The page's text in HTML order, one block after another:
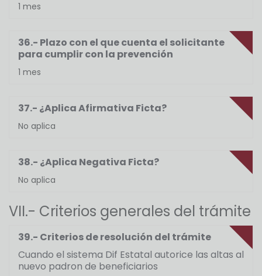
1 mes
36.- Plazo con el que cuenta el solicitante
para cumplir con la prevención
1 mes
37.- ¿Aplica Afirmativa Ficta?
No aplica
38.- ¿Aplica Negativa Ficta?
No aplica
VII.- Criterios generales del trámite
39.- Criterios de resolución del trámite
Cuando el sistema Dif Estatal autorice las altas al
nuevo padron de beneficiarios